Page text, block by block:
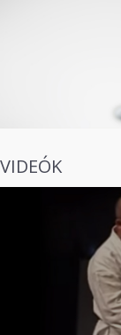
VIDEÓK